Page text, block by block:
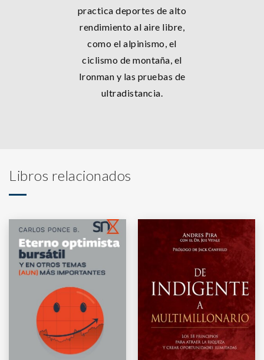
practica deportes de alto
rendimiento al aire libre,
como el alpinismo, el
ciclismo de montaña, el
Ironman y las pruebas de
ultradistancia.
Libros relacionados